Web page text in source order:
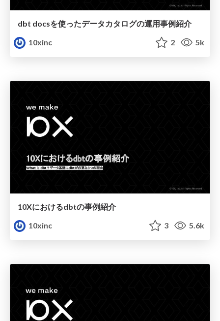
dbt docsを使ったデータカタログの運用事例紹介
10xinc
2 5k
10Xにおけるdbtの事例紹介
10xinc
3 5.6k